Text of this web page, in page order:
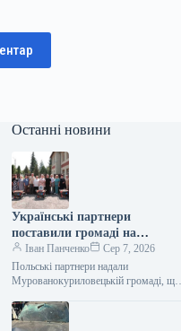
Останні новини
Українські партнери
поставили громаді на
Вінниччині ще 16
електрогенераторів.
Іван Панченко
Сер 7, 2026
Польські партнери надали
Мурованокуриловецькій громаді, що
забезпечення безперебійного
функціонування навчальних та